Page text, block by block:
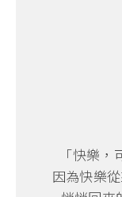
「快樂
因為快樂